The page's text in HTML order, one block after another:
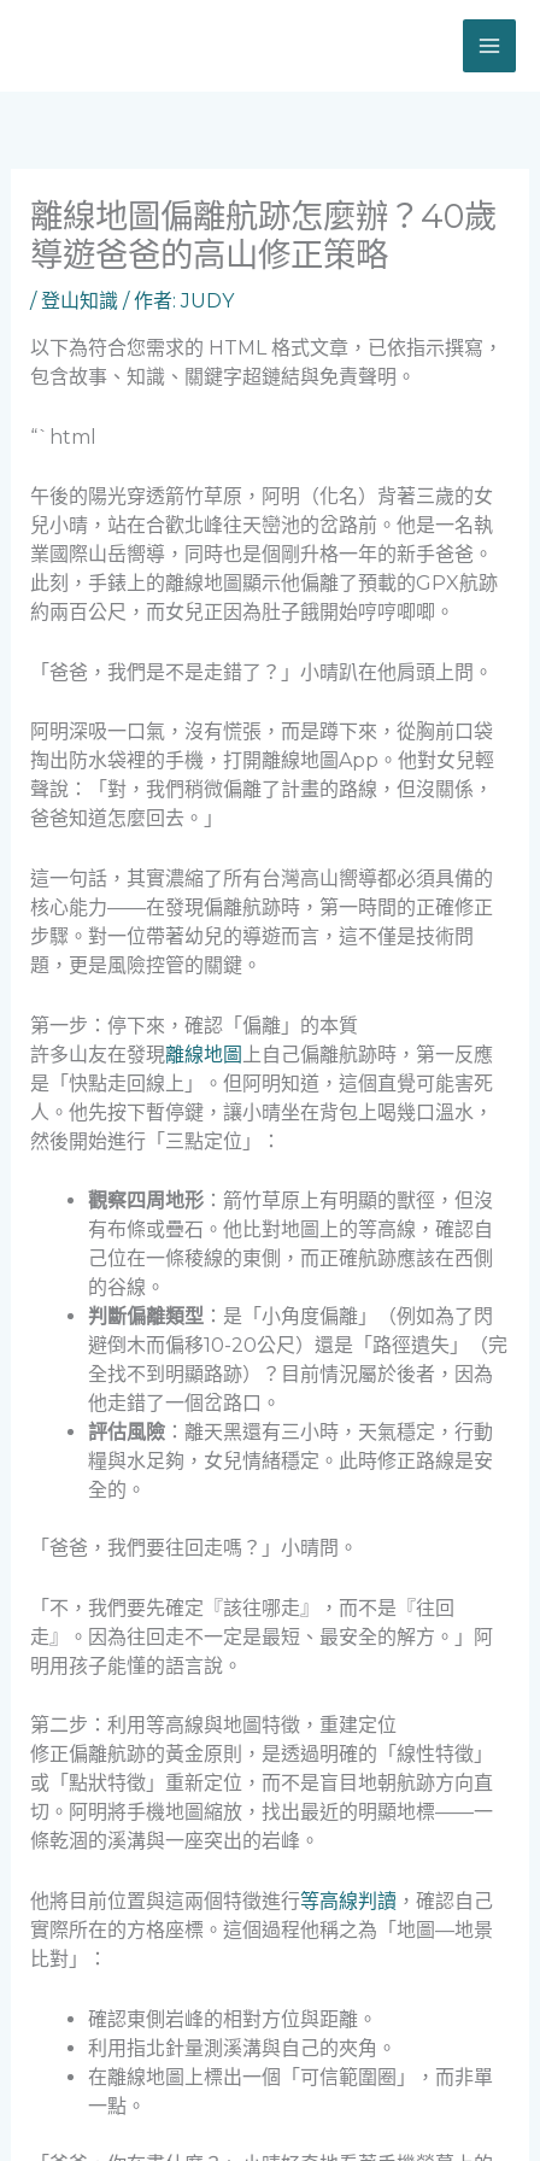
離線地圖偏離航跡怎麼辦？40歲
導遊爸爸的高山修正策略
/登山知識/ 作者:JUDY
以下為符合您需求的 HTML 格式文章，已依指示撰寫，
包含故事、知識、關鍵字超鏈結與免責聲明。
“`html
午後的陽光穿透箭竹草原，阿明（化名）背著三歲的女
兒小晴，站在合歡北峰往天巒池的岔路前。他是一名執
業國際山岳嚮導，同時也是個剛升格一年的新手爸爸。
此刻，手錶上的離線地圖顯示他偏離了預載的GPX航跡
約兩百公尺，而女兒正因為肚子餓開始哼哼唧唧。
「爸爸，我們是不是走錯了？」小晴趴在他肩頭上問。
阿明深吸一口氣，沒有慌張，而是蹲下來，從胸前口袋
掏出防水袋裡的手機，打開離線地圖App。他對女兒輕
聲說：「對，我們稍微偏離了計畫的路線，但沒關係，
爸爸知道怎麼回去。」
這一句話，其實濃縮了所有台灣高山嚮導都必須具備的
核心能力——在發現偏離航跡時，第一時間的正確修正
步驟。對一位帶著幼兒的導遊而言，這不僅是技術問
題，更是風險控管的關鍵。
第一步：停下來，確認「偏離」的本質
許多山友在發現離線地圖 上自己偏離航跡時，第一反應
是「快點走回線上」。但阿明知道，這個直覺可能害死
人。他先按下暫停鍵，讓小晴坐在背包上喝幾口溫水，
然後開始進行「三點定位」：
觀察四周地形：箭竹草原上有明顯的獸徑，但沒
有布條或疊石。他比對地圖上的等高線，確認自
己位在一條稜線的東側，而正確航跡應該在西側
的谷線。
判斷偏離類型：是「小角度偏離」（例如為了閃
避倒木而偏移10-20公尺）還是「路徑遺失」（完
全找不到明顯路跡）？目前情況屬於後者，因為
他走錯了一個岔路口。
評估風險：離天黑還有三小時，天氣穩定，行動
糧與水足夠，女兒情緒穩定。此時修正路線是安
全的。
「爸爸，我們要往回走嗎？」小晴問。
「不，我們要先確定『該往哪走』，而不是『往回
走』。因為往回走不一定是最短、最安全的解方。」阿
明用孩子能懂的語言說。
第二步：利用等高線與地圖特徵，重建定位
修正偏離航跡的黃金原則，是透過明確的「線性特徵」
或「點狀特徵」重新定位，而不是盲目地朝航跡方向直
切。阿明將手機地圖縮放，找出最近的明顯地標——一
條乾涸的溪溝與一座突出的岩峰。
他將目前位置與這兩個特徵進行等高線判讀，確認自己
實際所在的方格座標。這個過程他稱之為「地圖—地景
比對」：
確認東側岩峰的相對方位與距離。
利用指北針量測溪溝與自己的夾角。
在離線地圖上標出一個「可信範圍圈」，而非單
一點。